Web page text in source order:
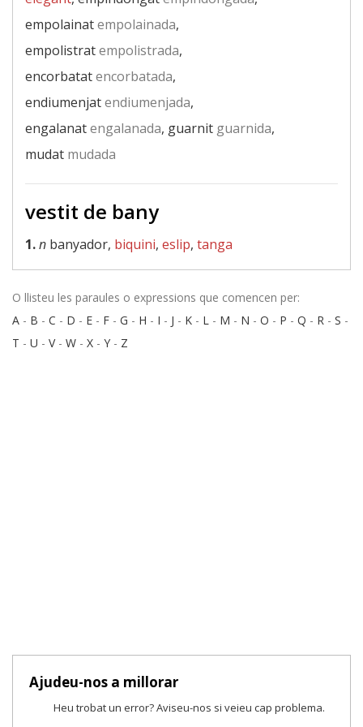
empolainatempolainada,
empolistratempolistrada,
encorbatatencorbatada,
endiumenjatendiumenjada,
engalanatengalanada, guarnit guarnida,
mudat mudada
vestit de bany
1.n banyador, biquini, eslip, tanga
O llisteu les paraules o expressions que comencen per:
A - B - C - D - E - F - G - H - I - J - K - L - M - N - O - P - Q - R - S -
T - U - V- W - X - Y - Z
Ajudeu-nos a millorar
Heu trobat un error? Aviseu-nos si veieu cap problema.